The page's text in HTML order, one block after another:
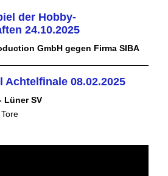
der Hobby-
24.10.2025
GmbH gegen Firma SIBA
Achtelfinale 08.02.2025
Lüner SV